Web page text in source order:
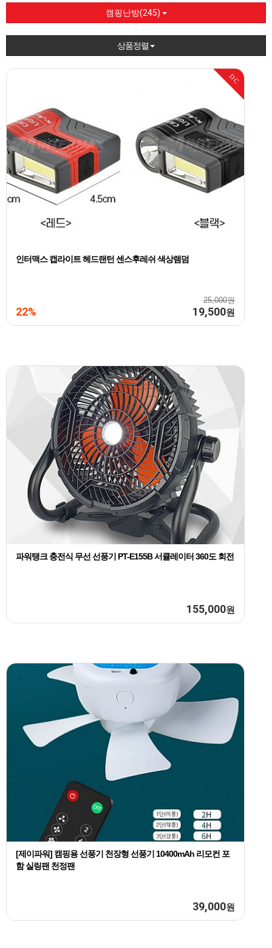
캠핑난방(245)
상품정렬
DC
인터맥스 캡라이트 헤드랜턴 센스후레쉬 색상램덤
25,000원
22% 19,500원
파워탱크 충전식 무선 선풍기 PT-E155B 서큘레이터 360도 회전
155,000원
[제이파워] 캠핑용 선풍기 천장형 선풍기 10400mAh 리모컨 포
함 실링팬 천정팬
39,000원